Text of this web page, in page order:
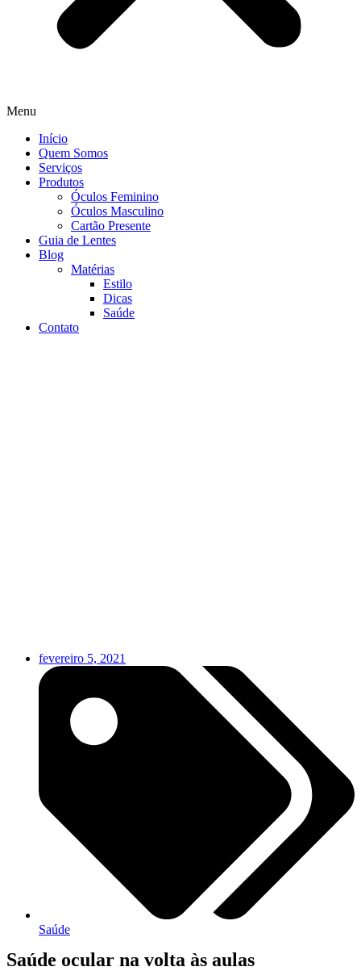
Menu
Início
Quem Somos
Serviços
Produtos
Óculos Feminino
Óculos Masculino
Cartão Presente
Guia de Lentes
Blog
Matérias
Estilo
Dicas
Saúde
Contato
fevereiro 5, 2021
Saúde
Saúde ocular na volta às aulas